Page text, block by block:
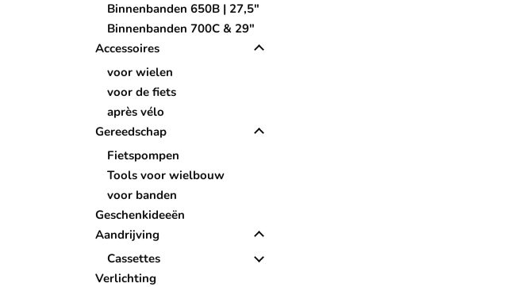
Binnenbanden 650B | 27,5"
Binnenbanden 700C & 29"
Accessoires
voor wielen
voor de fiets
après vélo
Gereedschap
Fietspompen
Tools voor wielbouw
voor banden
Geschenkideeën
Aandrijving
Cassettes
Verlichting